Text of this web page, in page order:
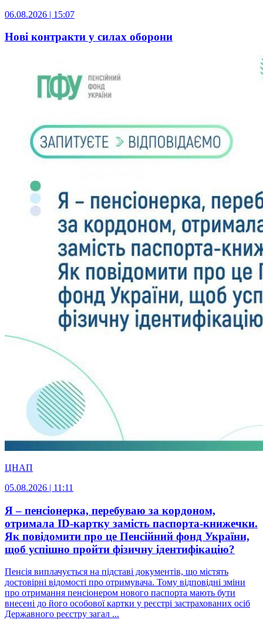
06.08.2026 | 15:07
Нові контракти у силах оборони
ЦНАП
05.08.2026 | 11:11
Я – пенсіонерка, перебуваю за кордоном,
отримала ID-картку замість паспорта-книжечки.
Як повідомити про це Пенсійний фонд України,
щоб успішно пройти фізичну ідентифікацію?
Пенсія виплачується на підставі документів, що містять
достовірні відомості про отримувача. Тому відповідні зміни
про отримання пенсіонером нового паспорта мають бути
внесені до його особової картки у реєстрі застрахованих осіб
Державного реєстру загал ...